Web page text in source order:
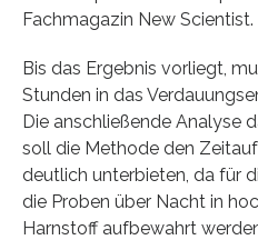
Fachmagazin New Scientist.
Bis das Ergebnis vorliegt,
Stunden in das
Die anschließende Analyse
soll die Methode den
deutlich unterbieten, da für
die Proben über Nacht in
Harnstoff aufbewahrt